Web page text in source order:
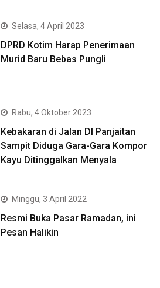
Selasa, 4 April 2023
DPRD Kotim Harap Penerimaan
Murid Baru Bebas Pungli
Rabu, 4 Oktober 2023
Kebakaran di Jalan DI Panjaitan
Sampit Diduga Gara-Gara Kompor
Kayu Ditinggalkan Menyala
Minggu, 3 April 2022
Resmi Buka Pasar Ramadan, ini
Pesan Halikin